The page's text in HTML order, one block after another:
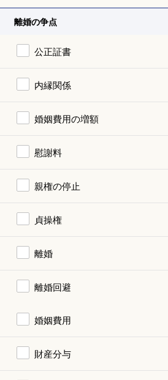
離婚の争点
公正証書
内縁関係
婚姻費用の増額
慰謝料
親権の停止
貞操権
離婚
離婚回避
婚姻費用
財産分与